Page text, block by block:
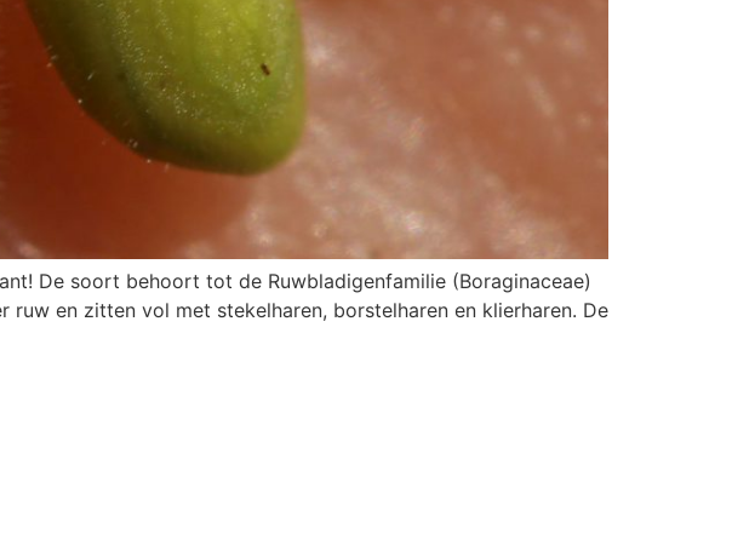
De soort behoort tot de Ruwbladigenfamilie (Boraginaceae)
en zitten vol met stekelharen, borstelharen en klierharen. De